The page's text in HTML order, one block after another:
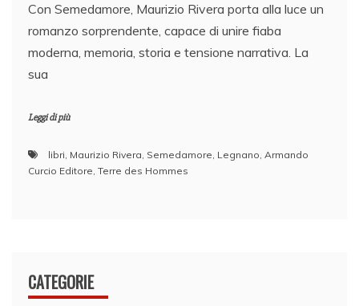
Con Semedamore, Maurizio Rivera porta alla luce un
romanzo sorprendente, capace di unire fiaba
moderna, memoria, storia e tensione narrativa. La
sua
Leggi di più
libri, Maurizio Rivera, Semedamore, Legnano, Armando
Curcio Editore, Terre des Hommes
CATEGORIE